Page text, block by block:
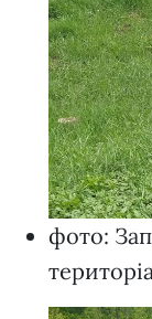
фото: